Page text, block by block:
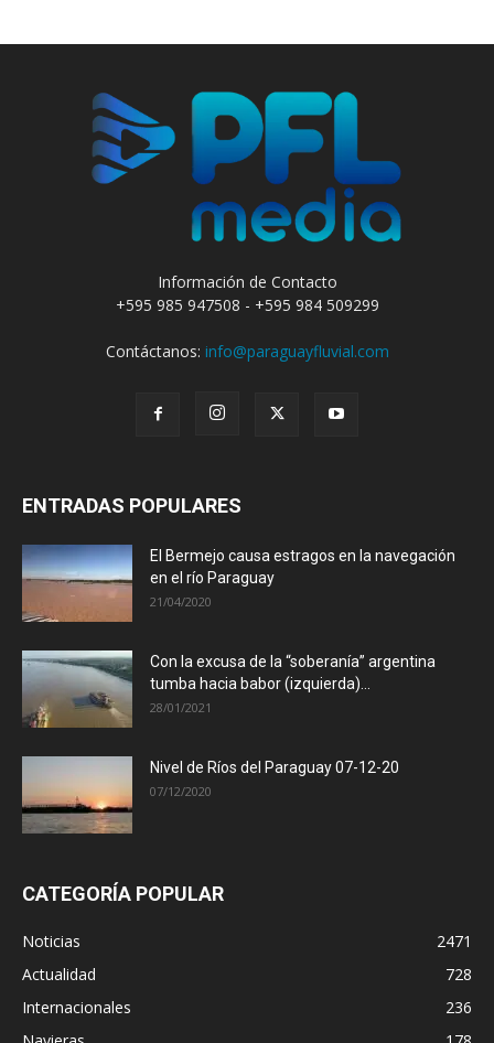
Información de Contacto
+595 985 947508 - +595 984 509299
Contáctanos: info@paraguayfluvial.com
ENTRADAS POPULARES
El Bermejo causa estragos en la navegación
en el río Paraguay
21/04/2020
Con la excusa de la “soberanía” argentina
tumba hacia babor (izquierda)...
28/01/2021
Nivel de Ríos del Paraguay 07-12-20
07/12/2020
CATEGORÍA POPULAR
Noticias
2471
Actualidad
728
Internacionales
236